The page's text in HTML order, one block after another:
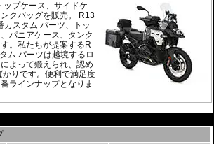
ップケース、サイドケ
クバッグを販売。 R13
カスタム パーツ、トッ
パニアケース、タンク
。私たちが提案するR
ム パーツは越境するロ
よって鍛えられ、認め
かりです。便利で満足度
ラインナップとなりま